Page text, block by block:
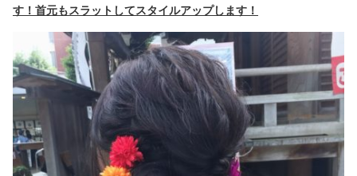
す！首元もスラットしてスタイルアップします！